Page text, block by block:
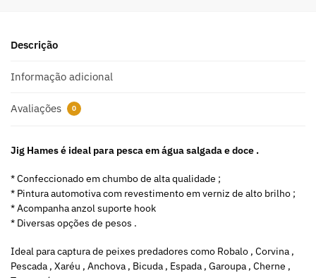
a
i
e
Descrição
Informação adicional
Avaliações 0
Jig Hames é ideal para pesca em água salgada e doce .
* Confeccionado em chumbo de alta qualidade ;
* Pintura automotiva com revestimento em verniz de alto brilho ;
* Acompanha anzol suporte hook
* Diversas opções de pesos .
Ideal para captura de peixes predadores como Robalo , Corvina ,
Pescada , Xaréu , Anchova , Bicuda , Espada , Garoupa , Cherne ,